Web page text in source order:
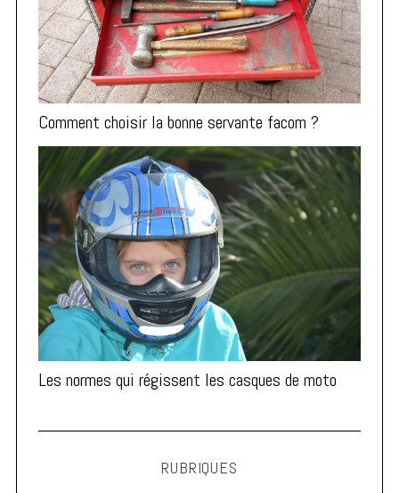
Comment choisir la bonne servante facom ?
Les normes qui régissent les casques de moto
RUBRIQUES